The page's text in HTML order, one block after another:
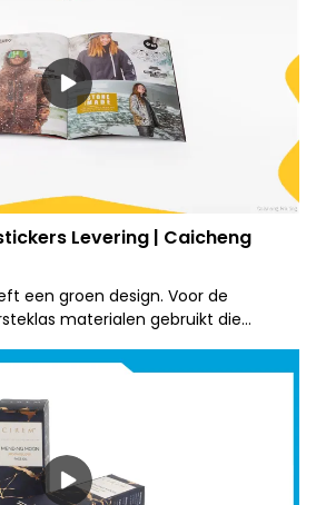
Levering | Caicheng
een groen design. Voor de
materialen gebruikt die